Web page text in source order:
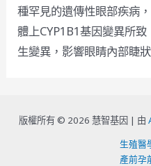
種罕見的遺傳性眼部疾病
體上CYP1B1基因變異所
生變異，影響眼睛內部睫
版權所有 © 2026 慧智基因 | 由
生殖醫
產前孕